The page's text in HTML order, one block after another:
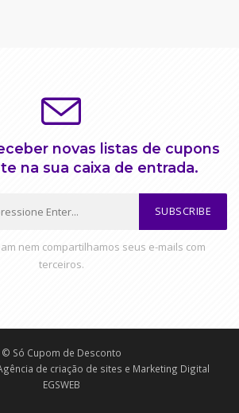
novas listas de cupons
na sua caixa de entrada.
SUBSCRIBE
nem compartilhamos seus e-mails com
terceiros.
© Só Cupom de Desconto
de criação de sites e Marketing Digital
EGSWEB